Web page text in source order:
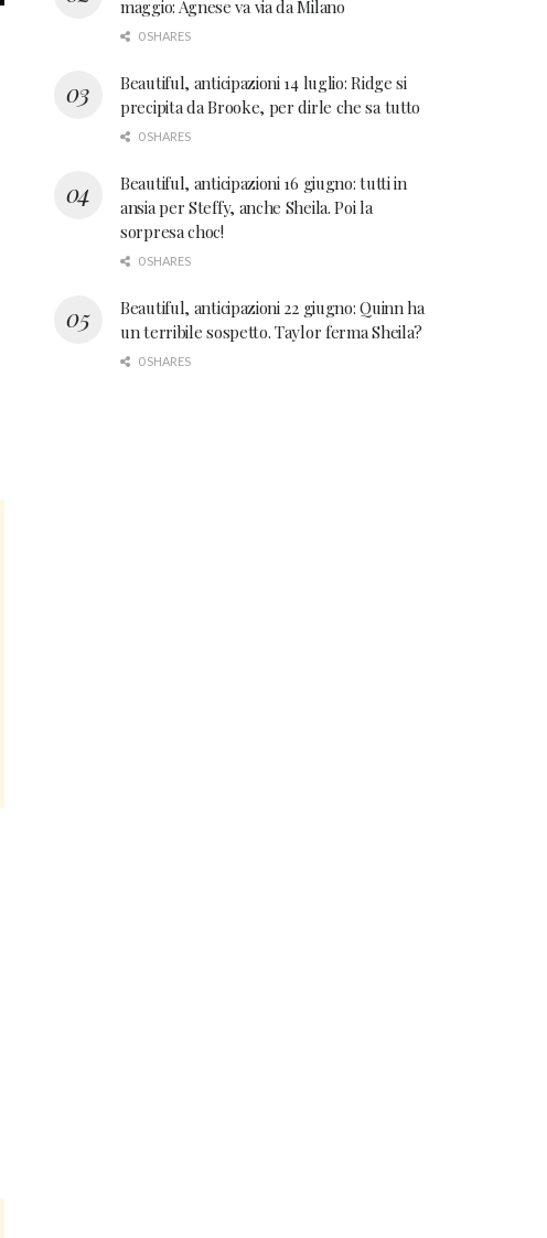
maggio: Agnese va via da Milano
0 SHARES
Beautiful, anticipazioni 14 luglio: Ridge si
precipita da Brooke, per dirle che sa tutto
0 SHARES
Beautiful, anticipazioni 16 giugno: tutti in
ansia per Steffy, anche Sheila. Poi la
sorpresa choc!
0 SHARES
Beautiful, anticipazioni 22 giugno: Quinn ha
un terribile sospetto. Taylor ferma Sheila?
0 SHARES